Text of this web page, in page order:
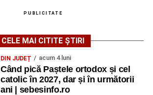
PUBLICITATE
CELE MAI CITITE ȘTIRI
DIN JUDEȚ acum 4 luni
Când pică Paștele ortodox și cel
catolic în 2027, dar și în următorii
ani | sebesinfo.ro